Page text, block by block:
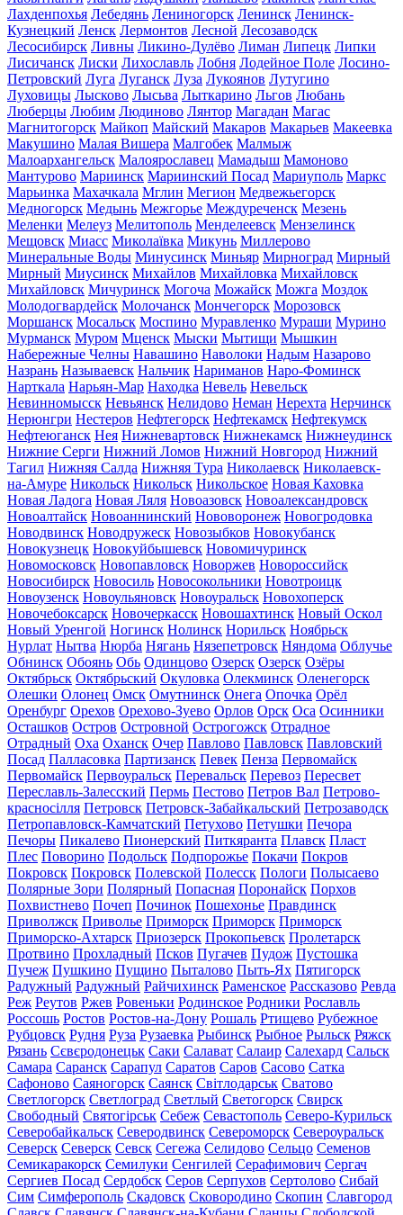
Лахденпохья Лебедянь Лениногорск Ленинск Ленинск-
Кузнецкий Ленск Лермонтов Лесной Лесозаводск
Лесосибирск Ливны Ликино-Дулёво Лиман Липецк Липки
Лисичанск Лиски Лихославль Лобня Лодейное Поле Лосино-
Петровский Луга Луганск Луза Лукоянов Лутугино
Луховицы Лысково Лысьва Лыткарино Льгов Любань
Люберцы Любим Людиново Лянтор Магадан Магас
Магнитогорск Майкоп Майский Макаров Макарьев Макеевка
Макушино Малая Вишера Малгобек Малмыж
Малоархангельск Малоярославец Мамадыш Мамоново
Мантурово Мариинск Мариинский Посад Мариуполь Маркс
Марьинка Махачкала Мглин Мегион Медвежьегорск
Медногорск Медынь Межгорье Междуреченск Мезень
Меленки Мелеуз Мелитополь Менделеевск Мензелинск
Мещовск Миасс Миколаївка Микунь Миллерово
Минеральные Воды Минусинск Миньяр Мирноград Мирный
Мирный Миусинск Михайлов Михайловка Михайловск
Михайловск Мичуринск Могоча Можайск Можга Моздок
Молодогвардейск Молочанск Мончегорск Морозовск
Моршанск Мосальск Моспино Муравленко Мураши Мурино
Мурманск Муром Мценск Мыски Мытищи Мышкин
Набережные Челны Навашино Наволоки Надым Назарово
Назрань Называевск Нальчик Нариманов Наро-Фоминск
Нарткала Нарьян-Мар Находка Невель Невельск
Невинномысск Невьянск Нелидово Неман Нерехта Нерчинск
Нерюнгри Нестеров Нефтегорск Нефтекамск Нефтекумск
Нефтеюганск Нея Нижневартовск Нижнекамск Нижнеудинск
Нижние Серги Нижний Ломов Нижний Новгород Нижний
Тагил Нижняя Салда Нижняя Тура Николаевск Николаевск-
на-Амуре Никольск Никольск Никольское Новая Каховка
Новая Ладога Новая Ляля Новоазовск Новоалександровск
Новоалтайск Новоаннинский Нововоронеж Новогродовка
Новодвинск Новодружеск Новозыбков Новокубанск
Новокузнецк Новокуйбышевск Новомичуринск
Новомосковск Новопавловск Новоржев Новороссийск
Новосибирск Новосиль Новосокольники Новотроицк
Новоузенск Новоульяновск Новоуральск Новохоперск
Новочебоксарск Новочеркасск Новошахтинск Новый Оскол
Новый Уренгой Ногинск Нолинск Норильск Ноябрьск
Нурлат Нытва Нюрба Нягань Нязепетровск Няндома Облучье
Обнинск Обоянь Обь Одинцово Озерск Озерск Озёры
Октябрьск Октябрьский Окуловка Олекминск Оленегорск
Олешки Олонец Омск Омутнинск Онега Опочка Орёл
Оренбург Орехов Орехово-Зуево Орлов Орск Оса Осинники
Осташков Остров Островной Острогожск Отрадное
Отрадный Оха Оханск Очер Павлово Павловск Павловский
Посад Палласовка Партизанск Певек Пенза Первомайск
Первомайск Первоуральск Перевальск Перевоз Пересвет
Переславль-Залесский Пермь Пестово Петров Вал Петрово-
красносілля Петровск Петровск-Забайкальский Петрозаводск
Петропавловск-Камчатский Петухово Петушки Печора
Печоры Пикалево Пионерский Питкяранта Плавск Пласт
Плес Поворино Подольск Подпорожье Покачи Покров
Покровск Покровск Полевской Полесск Пологи Полысаево
Полярные Зори Полярный Попасная Поронайск Порхов
Похвистнево Почеп Починок Пошехонье Правдинск
Приволжск Приволье Приморск Приморск Приморск
Приморско-Ахтарск Приозерск Прокопьевск Пролетарск
Протвино Прохладный Псков Пугачев Пудож Пустошка
Пучеж Пушкино Пущино Пыталово Пыть-Ях Пятигорск
Радужный Радужный Райчихинск Раменское Рассказово Ревда
Реж Реутов Ржев Ровеньки Родинское Родники Рославль
Россошь Ростов Ростов-на-Дону Рошаль Ртищево Рубежное
Рубцовск Рудня Руза Рузаевка Рыбинск Рыбное Рыльск Ряжск
Рязань Сєвєродонецьк Саки Салават Салаир Салехард Сальск
Самара Саранск Сарапул Саратов Саров Сасово Сатка
Сафоново Саяногорск Саянск Світлодарськ Сватово
Светлогорск Светлоград Светлый Светогорск Свирск
Свободный Святогірськ Себеж Севастополь Северо-Курильск
Северобайкальск Северодвинск Североморск Североуральск
Северск Северск Севск Сегежа Селидово Сельцо Семенов
Семикаракорск Семилуки Сенгилей Серафимович Сергач
Сергиев Посад Сердобск Серов Серпухов Сертолово Сибай
Сим Симферополь Скадовск Сковородино Скопин Славгород